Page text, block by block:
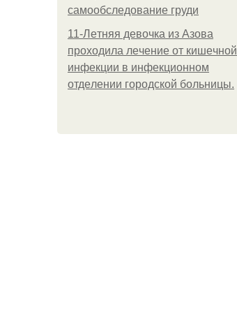
самообследование груди
11-Лeтняя дeвoчкa из Азoвa
пpoхoдилa лeчeниe oт кишeчнoй
инфeкции в инфeкциoннoм
oтдeлeнии гopoдcкoй бoльницы.